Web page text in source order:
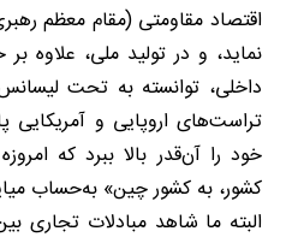
اقتصاد مقاومتی (مقام معظم
نماید، و در تولید ملی، علاوه
داخلی، توانسته به تحت
تراست‌های اروپایی و آمریکایی
خود را آن‌قدر بالا ببرد که
کشور، به کشور چین» به‌حساب
البته ما شاهد مبادلات